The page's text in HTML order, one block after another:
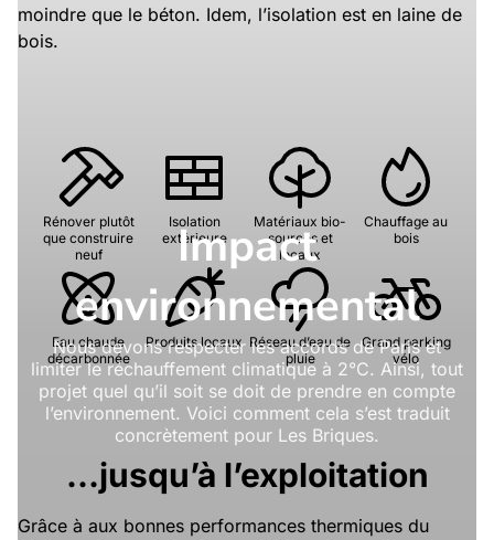
Impact
environnemental
Nous devons respecter les accords de Paris et
limiter le réchauffement climatique à 2°C. Ainsi, tout
projet quel qu’il soit se doit de prendre en compte
l’environnement. Voici comment cela s’est traduit
concrètement pour Les Briques.
moindre que le béton. Idem, l’isolation est en laine de
bois.
Rénover plutôt
que construire
neuf
Isolation
extérieure
Matériaux bio-
sourcés et
locaux
Chauffage au
bois
Eau chaude
décarbonnée
Produits locaux Réseau d’eau de
pluie
Grand parking
vélo
…jusqu’à l’exploitation
Grâce à aux bonnes performances thermiques du